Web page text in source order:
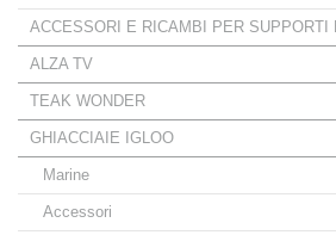
ACCESSORI E RICAMBI PER SUPPORTI
ALZA TV
TEAK WONDER
GHIACCIAIE IGLOO
Marine
Accessori